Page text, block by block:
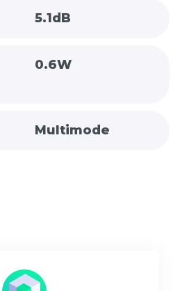
5.1dB
0.6W
Multimode